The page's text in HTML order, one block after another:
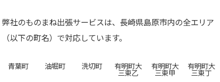
弊社のものまね出張サービスは、長崎県島原市内の全エリア
（以下の町名）で対応しています。
青葉町 油堀町 洗切町 有明町大
三東乙
有明町大
三東甲
有明町大
三東丁